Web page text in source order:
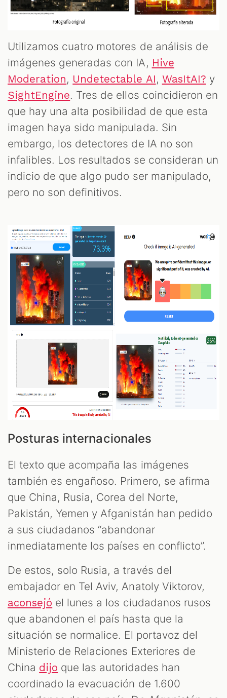
Utilizamos cuatro motores de análisis de
imágenes generadas con IA, Hive
Moderation, Undetectable AI, WasItAI? y
SightEngine. Tres de ellos coincidieron en
que hay una alta posibilidad de que esta
imagen haya sido manipulada. Sin
embargo, los detectores de IA no son
infalibles. Los resultados se consideran un
indicio de que algo pudo ser manipulado,
pero no son definitivos.
Posturas internacionales
El texto que acompaña las imágenes
también es engañoso. Primero, se afirma
que China, Rusia, Corea del Norte,
Pakistán, Yemen y Afganistán han pedido
a sus ciudadanos “abandonar
inmediatamente los países en conflicto”.
De estos, solo Rusia, a través del
embajador en Tel Aviv, Anatoly Viktorov,
aconsejó el lunes a los ciudadanos rusos
que abandonen el país hasta que la
situación se normalice. El portavoz del
Ministerio de Relaciones Exteriores de
China dijo que las autoridades han
coordinado la evacuación de 1.600